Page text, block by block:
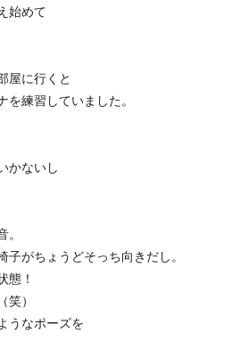
始めて
屋に行くと
練習していました。
かないし
。
がちょうどそっち向きだし。
態！
笑）
うなポーズを